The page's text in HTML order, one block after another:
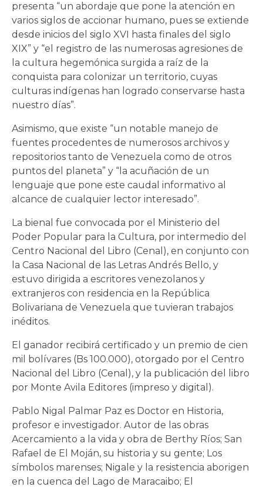
presenta “un abordaje que pone la atención en
varios siglos de accionar humano, pues se extiende
desde inicios del siglo XVI hasta finales del siglo
XIX” y “el registro de las numerosas agresiones de
la cultura hegemónica surgida a raíz de la
conquista para colonizar un territorio, cuyas
culturas indígenas han logrado conservarse hasta
nuestro días”.
Asimismo, que existe “un notable manejo de
fuentes procedentes de numerosos archivos y
repositorios tanto de Venezuela como de otros
puntos del planeta” y “la acuñación de un
lenguaje que pone este caudal informativo al
alcance de cualquier lector interesado”.
La bienal fue convocada por el Ministerio del
Poder Popular para la Cultura, por intermedio del
Centro Nacional del Libro (Cenal), en conjunto con
la Casa Nacional de las Letras Andrés Bello, y
estuvo dirigida a escritores venezolanos y
extranjeros con residencia en la República
Bolivariana de Venezuela que tuvieran trabajos
inéditos.
El ganador recibirá certificado y un premio de cien
mil bolívares (Bs 100.000), otorgado por el Centro
Nacional del Libro (Cenal), y la publicación del libro
por Monte Avila Editores (impreso y digital).
Pablo Nigal Palmar Paz es Doctor en Historia,
profesor e investigador. Autor de las obras
Acercamiento a la vida y obra de Berthy Ríos; San
Rafael de El Moján, su historia y su gente; Los
símbolos marenses; Nigale y la resistencia aborigen
en la cuenca del Lago de Maracaibo; El